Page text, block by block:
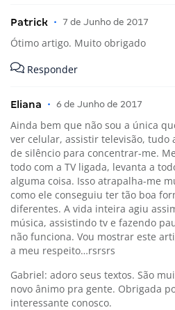
Patrick • 7 de Junho de 2017
Ótimo artigo. Muito obrigado
Responder
Eliana • 6 de Junho de 2017
Ainda bem que não sou a única
ver celular, assistir televisão, tudo
de silêncio para concentrar-me.
todo com a TV ligada, levanta a
alguma coisa. Isso atrapalha-me
como ele conseguiu ter tão boa
diferentes. A vida inteira agiu
música, assistindo tv e fazendo
não funciona. Vou mostrar este
a meu respeito…rsrsrs
Gabriel: adoro seus textos. São
novo ânimo pra gente. Obrigada
interessante conosco.